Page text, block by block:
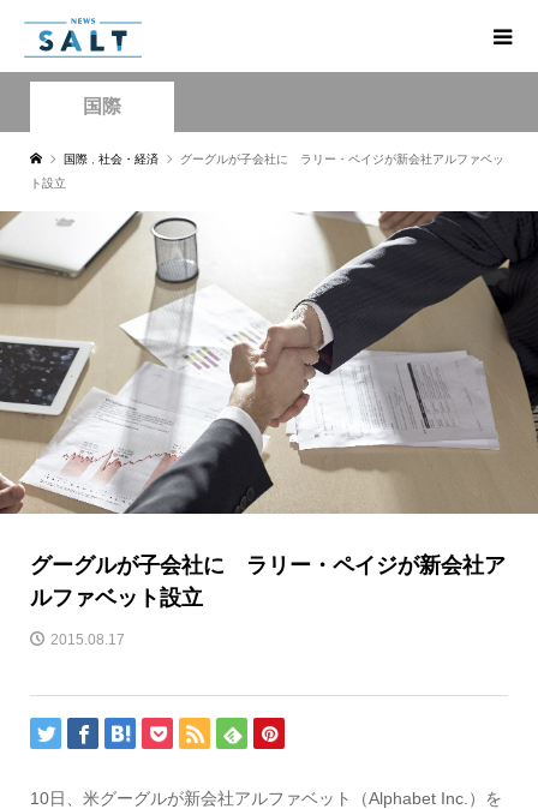
国際
国際 社会・経済
グーグルが子会社に ラリー・ペイジが新会社アルファベッ
ト設立
グーグルが子会社に ラリー・ペイジが新会社ア
ルファベット設立
2015.08.17
10日、米グーグルが新会社アルファベット（Alphabet Inc.）を